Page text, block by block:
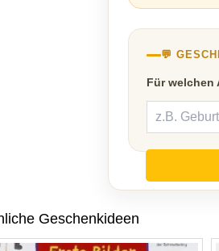
💬
Für welchen
Geschenkideen